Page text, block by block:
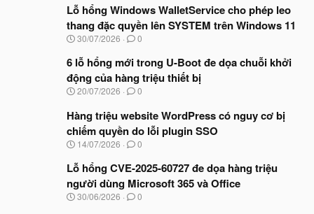
đ
ầ
u
à
b
ắ
đ
ầ
u
Lỗ hổng Windows WalletService cho phép leo
thang đặc quyền lên SYSTEM trên Windows 11
N
à
b
ắ
đ
ầ
u
30/07/2026 0
6 lỗ hổng mới trong U-Boot đe dọa chuỗi khởi
động của hàng triệu thiết bị
N
à
y
b
ắ
đ
ầ
u
20/07/2026 0
Hàng triệu website WordPress có nguy cơ bị
chiếm quyền do lỗi plugin SSO
N
à
b
ắ
14/07/2026 0
Lỗ hổng CVE-2025-60727 đe dọa hàng triệu
người dùng Microsoft 365 và Office
N
30/06/2026 0